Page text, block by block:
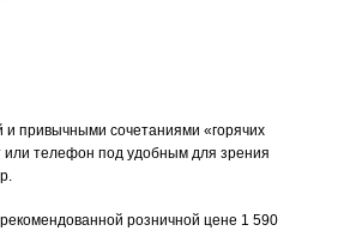
и привычными сочетаниями «горячих
или телефон под удобным для зрения
розничной цене 1 590